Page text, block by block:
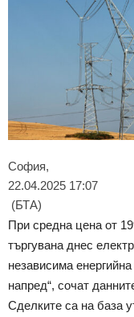
София,
22.04.2025 17:07
(БТА)
При средна цена от
търгувана днес
независима
напред“, сочат
Сделките са на база